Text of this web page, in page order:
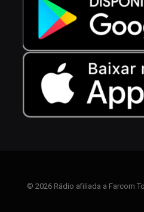
© 2026 Rádio afiliada a Farcom